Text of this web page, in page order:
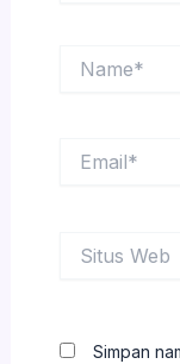
Web
Simpan